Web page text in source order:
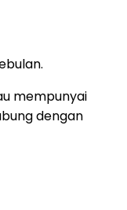
mempunyai
dengan